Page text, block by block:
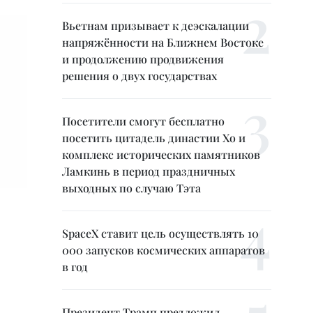
Вьетнам призывает к деэскалации
напряжённости на Ближнем Востоке
и продолжению продвижения
решения о двух государствах
Посетители смогут бесплатно
посетить цитадель династии Хо и
комплекс исторических памятников
Ламкинь в период праздничных
выходных по случаю Тэта
SpaceX ставит цель осуществлять 10
000 запусков космических аппаратов
в год